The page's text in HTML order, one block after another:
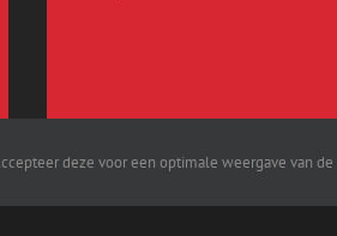
deze voor een optimale weergave van de